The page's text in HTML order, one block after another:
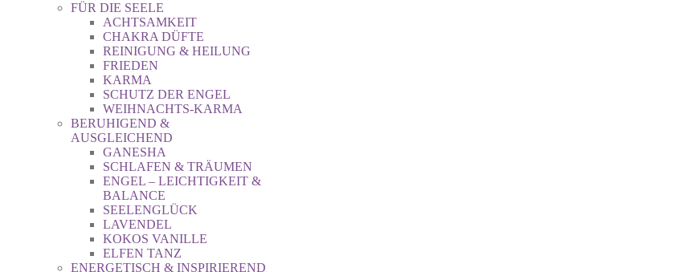
FÜR DIE SEELE
ACHTSAMKEIT
CHAKRA DÜFTE
REINIGUNG & HEILUNG
FRIEDEN
KARMA
SCHUTZ DER ENGEL
WEIHNACHTS-KARMA
BERUHIGEND &
AUSGLEICHEND
GANESHA
SCHLAFEN & TRÄUMEN
ENGEL – LEICHTIGKEIT &
BALANCE
SEELENGLÜCK
LAVENDEL
KOKOS VANILLE
ELFEN TANZ
ENERGETISCH & INSPIRIEREND